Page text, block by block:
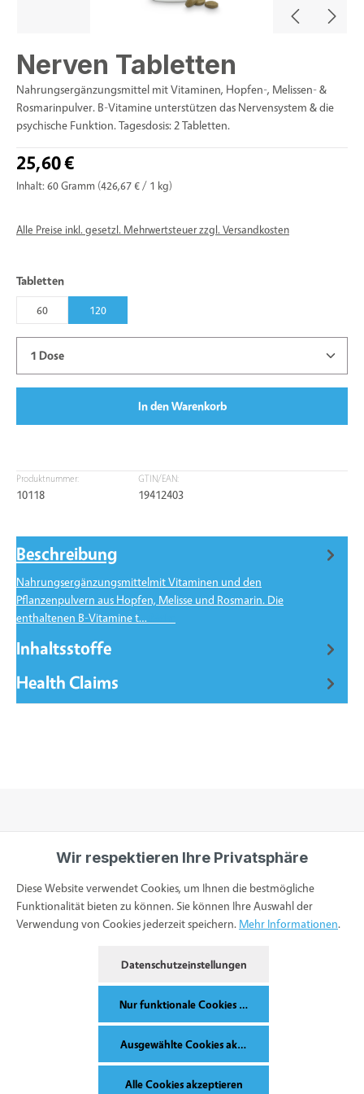
Nerven Tabletten
Nahrungsergänzungsmittel mit Vitaminen, Hopfen-, Melissen- &
Rosmarinpulver. B-Vitamine unterstützen das Nervensystem & die
psychische Funktion. Tagesdosis: 2 Tabletten.
25,60 €
Inhalt: 60 Gramm (426,67 € / 1 kg)
Alle Preise inkl. gesetzl. Mehrwertsteuer zzgl. Versandkosten
Tablettenauswählen
60 120
Produkt Anzahl: Gib den gewünschten Wert ein oder
In den Warenkorb
Produktnummer:
10118
GTIN/EAN:
19412403
Beschreibung
Nahrungsergänzungsmittelmit Vitaminen und den
Pflanzenpulvern aus Hopfen, Melisse und Rosmarin. Die
enthaltenen B-Vitamine t…
Inhaltsstoffe
Health Claims
Informationen
Nachnahmegebühren, wenn nicht anders angegeben.
Wir respektieren Ihre Privatsphäre
Diese Website verwendet Cookies, um Ihnen die bestmögliche
Funktionalität bieten zu können. Sie können Ihre Auswahl der
Verwendung von Cookies jederzeit speichern. Mehr Informationen.
Datenschutzeinstellungen
Nur funktionale Cookies akzeptieren
Ausgewählte Cookies akzeptieren
Alle Cookies akzeptieren